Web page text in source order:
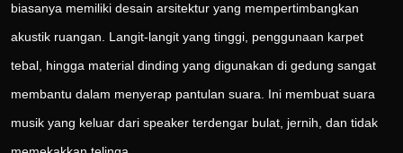
biasanya memiliki desain arsitektur yang mempertimbangkan
akustik ruangan. Langit-langit yang tinggi, penggunaan karpet
tebal, hingga material dinding yang digunakan di gedung sangat
membantu dalam menyerap pantulan suara. Ini membuat suara
musik yang keluar dari speaker terdengar bulat, jernih, dan tidak